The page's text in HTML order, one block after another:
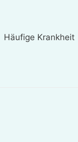
Häufige Krankheit